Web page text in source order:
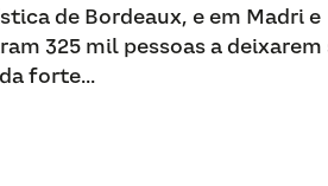
de Bordeaux, e em Madri e
325 mil pessoas a deixarem
forte...